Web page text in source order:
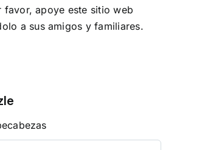
favor, apoye este sitio web
a sus amigos y familiares.